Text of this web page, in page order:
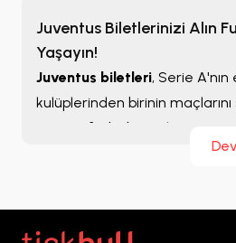
Juventus Biletlerinizi Alın
Yaşayın!
Juventus biletleri, Serie A'nın
kulüplerinden birinin
futbol severler için
seçeneklerle
birçok ülkesinden gelen